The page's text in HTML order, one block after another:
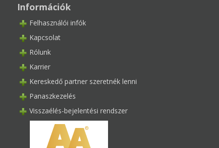
Információk
Felhasználói infók
Kapcsolat
Rólunk
Karrier
Kereskedő partner szeretnék lenni
Panaszkezelés
Visszaélés-bejelentési rendszer